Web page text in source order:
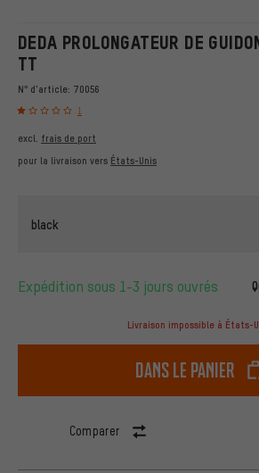
DEDA PROLONGATEUR DE
TT
N° d'article: 70056
1
excl. frais de port
pour la livraison vers États-Unis
black
Expédition sous 1-3 jours ouvrés
Livraison impossible à États-
dans le panier
Comparer